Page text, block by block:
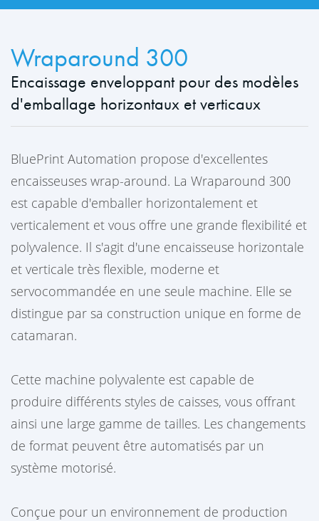
Wraparound 300
Encaissage enveloppant pour des modèles
d'emballage horizontaux et verticaux
BluePrint Automation propose d'excellentes
encaisseuses wrap-around. La Wraparound 300
est capable d'emballer horizontalement et
verticalement et vous offre une grande flexibilité et
polyvalence. Il s'agit d'une encaisseuse horizontale
et verticale très flexible, moderne et
servocommandée en une seule machine. Elle se
distingue par sa construction unique en forme de
catamaran.
Cette machine polyvalente est capable de
produire différents styles de caisses, vous offrant
ainsi une large gamme de tailles. Les changements
de format peuvent être automatisés par un
système motorisé.
Conçue pour un environnement de production